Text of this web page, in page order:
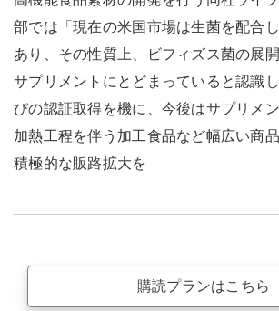
部では「現在の米国市場は生菌を配合
あり、その性質上、ビフィズス菌の展
サプリメントにとどまっていると認識
びの認証取得を機に、今後はサプリメ
加熱工程を伴う加工食品など幅広い商
積極的な販路拡大を
購読プランはこちら